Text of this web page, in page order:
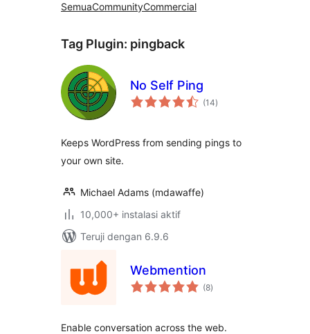
SemuaCommunityCommercial
Tag Plugin: pingback
No Self Ping
(14total
rating
)
Keeps WordPress from sending pings to
your own site.
Michael Adams (mdawaffe)
10,000+ instalasi aktif
Teruji dengan 6.9.6
Webmention
(8total
rating
)
Enable conversation across the web.